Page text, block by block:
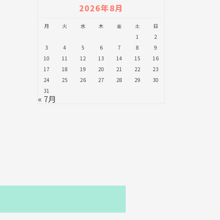
2026年8月
月 火 水 木 金 土
日
1
2
3
4 5 6 7 8
9
10
11 12 13 14 15
16
17
18 19 20 21 22
23
24
25 26 27 28 29
30
31
« 7月